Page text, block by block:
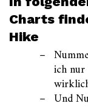
Charts
Hike
ich nur
Und